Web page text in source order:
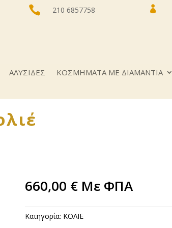
 210 6857758 
ΑΛΥΣΙΔΕΣ ΚΟΣΜΗΜΑΤΑ ΜΕ ΔΙΑΜΑΝΤΙΑ
660,00 € Με ΦΠΑ
Κατηγορία: ΚΟΛΙΕ